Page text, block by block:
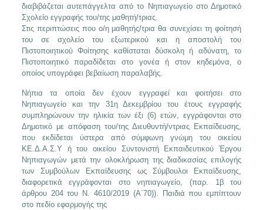
διαβιβάζεται αυτεπάγγελτα από το Νηπιαγωγείο στο Δημοτικό
Σχολείο εγγραφής του/της μαθητή/τριας.
Στις περιπτώσεις που ο/η μαθητής/τρια θα συνεχίσει τη φοίτησή
του σε σχολείο του εξωτερικού και η αποστολή του
Πιστοποιητικού Φοίτησης καθίσταται δύσκολη ή αδύνατη, το
Πιστοποιητικό παραδίδεται στο γονέα ή στον κηδεμόνα, ο
οποίος υπογράφει βεβαίωση παραλαβής.
Νήπια τα οποία δεν έχουν εγγραφεί και φοιτήσει στο
Νηπιαγωγείο και την 31η Δεκεμβρίου του έτους εγγραφής
συμπληρώνουν την ηλικία των έξι (6) ετών, εγγράφονται στο
Δημοτικό με απόφαση του/της Διευθυντή/ντριας Εκπαίδευσης,
που εκδίδεται ύστερα από σύμφωνη γνώμη του οικείου
ΚΕ.Δ.Α.Σ.Υ ή του οικείου Συντονιστή Εκπαιδευτικού Έργου
Νηπιαγωγών μετά την ολοκλήρωση της διαδικασίας επιλογής
των Συμβούλων Εκπαίδευσης ως Σύμβουλοι Εκπαίδευσης,
διαφορετικά εγγράφονται στο νηπιαγωγείο, (παρ. 1β του
άρθρου 204 του Ν. 4610/2019 (Α΄70)). Παιδιά που εμπίπτουν
στο πεδίο εφαρμογής της